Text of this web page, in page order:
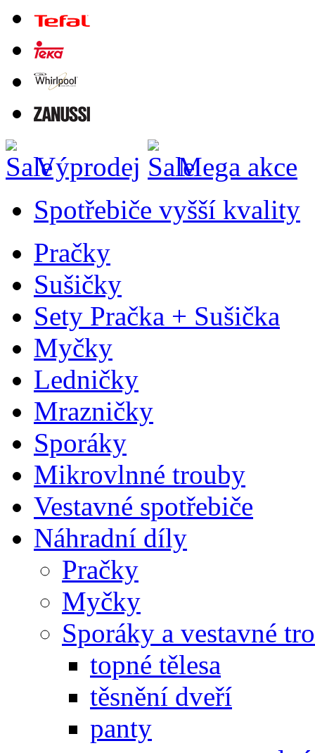
Výprodej
Mega akce
Spotřebiče vyšší kvality
Pračky
Sušičky
Sety Pračka + Sušička
Myčky
Ledničky
Mrazničky
Sporáky
Mikrovlnné trouby
Vestavné spotřebiče
Náhradní díly
Pračky
Myčky
Sporáky a vestavné
topné tělesa
těsnění dveří
panty